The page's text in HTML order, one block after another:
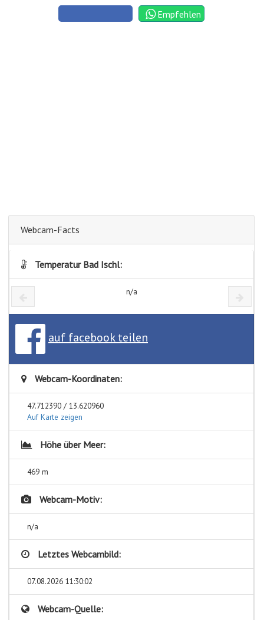
Empfehlen
Webcam-Facts
Temperatur Bad Ischl:
n/a
auf facebook teilen
Webcam-Koordinaten:
47.712390 / 13.620960
Auf Karte zeigen
Höhe über Meer:
469 m
Webcam-Motiv:
n/a
Letztes Webcambild:
07.08.2026 11:30:02
Webcam-Quelle: